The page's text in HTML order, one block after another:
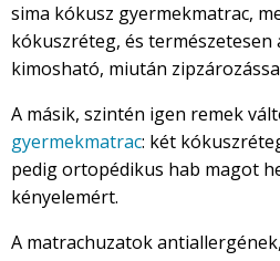
sima kókusz gyermekmatrac,
kókuszréteg, és természetesen
kimosható, miután
A másik, szintén igen remek
gyermekmatrac: két
pedig ortopédikus hab magot
kényelemért.
A matrachuzatok